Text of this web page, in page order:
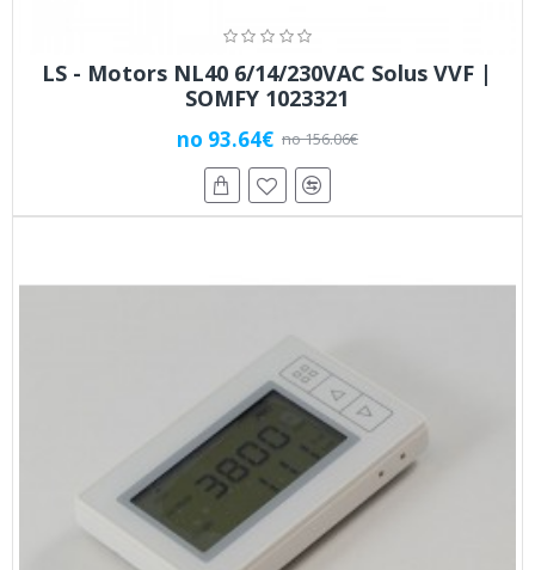
LS - Motors NL40 6/14/230VAC Solus VVF |
SOMFY 1023321
no 93.64€ no 156.06€